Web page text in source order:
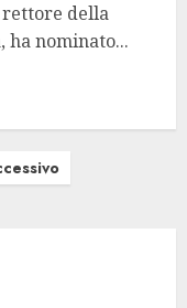
rettore della
nominato...